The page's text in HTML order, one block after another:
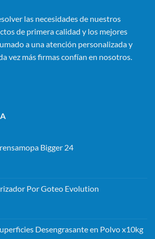
las necesidades de nuestros
de primera calidad y los mejores
a una atención personalizada y
vez más firmas confían en nosotros.
Bigger 24
Por Goteo Evolution
Desengrasante en Polvo x10kg